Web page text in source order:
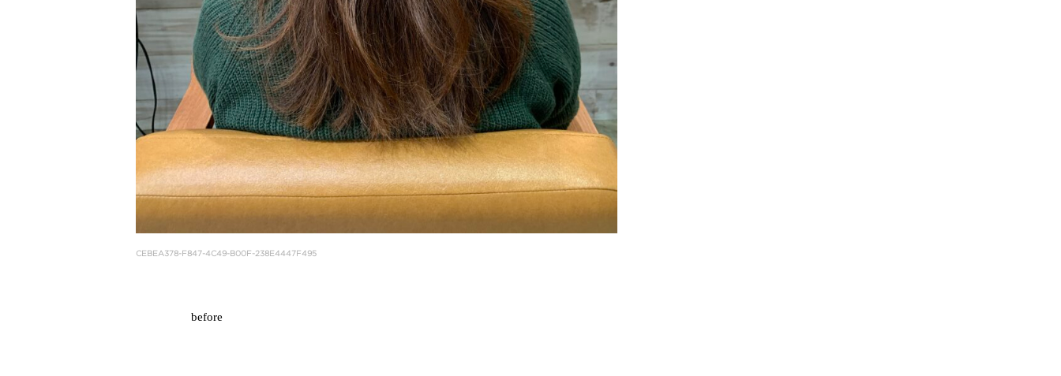
CEBEA378-F847-4C49-B00F-238E4447F495
before